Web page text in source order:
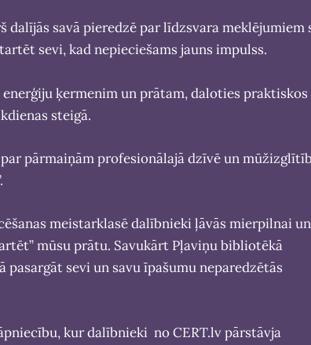
dalījās savā pieredzē par līdzsvara meklējumiem
sevi, kad nepieciešams jauns impulss.
ķermenim un prātam, daloties praktiskos
steigā.
pārmaiņām profesionālajā dzīvē un
meistarklasē dalībnieki ļāvās mierpilnai un
mūsu prātu. Savukārt Pļaviņu bibliotēkā
sevi un savu īpašumu neparedzētās
kur dalībnieki no CERT.lv pārstāvja